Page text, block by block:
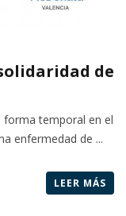
de
forma temporal en el
enfermedad de ...
LEER MÁS